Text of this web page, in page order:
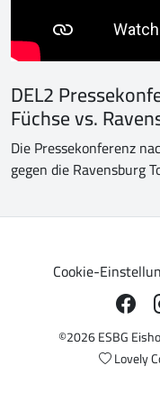
DEL2
Füchse vs.
Die Pressekonferenz
gegen die Ravensburg
Cookie-
©2026 ESBG
Lovely